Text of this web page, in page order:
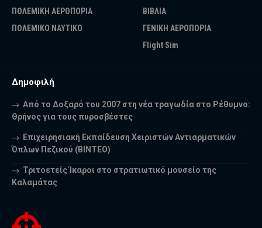
ΠΟΛΕΜΙΚΗ ΑΕΡΟΠΟΡΙΑ
ΠΟΛΕΜΙΚΟ ΝΑΥΤΙΚΟ
ΒΙΒΛΙΑ
ΓΕΝΙΚΗ ΑΕΡΟΠΟΡΙΑ
Flight Sim
Δημοφιλή
Από το Δοξαρό του 2007 στη νέα τραγωδία στο Ρέθυμνο:
Θρήνος για τους πυροσβέστες
Επιχειρησιακή Εκπαίδευση Χειριστών Αντιαρματικών
Όπλων Πεζικού (ΒΙΝΤΕΟ)
Τριτοετείς Ίκαροι στο στρατιωτικό μουσείο της
Καλαμάτας